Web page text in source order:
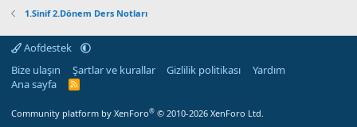
1.Sinif 2.Dönem Ders Notları
Aofdestek
Bize ulaşın
Şartlar ve kurallar Gizlilik politikası
Yardım
Ana sayfa
R
Community platform by XenForo® © 2010-2026 XenForo Ltd.